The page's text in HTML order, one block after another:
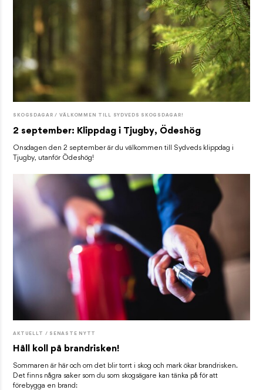
SKOGSDAGAR / VÄLKOMMEN TILL SYDVEDS SKOGSDAGAR!
2 september: Klippdag i Tjugby, Ödeshög
Onsdagen den 2 september är du välkommen till Sydveds klippdag i
Tjugby, utanför Ödeshög!
AKTUELLT / SENASTE NYTT
Håll koll på brandrisken!
Sommaren är här och om det blir torrt i skog och mark ökar brandrisken.
Det finns några saker som du som skogsägare kan tänka på för att
förebygga en brand: